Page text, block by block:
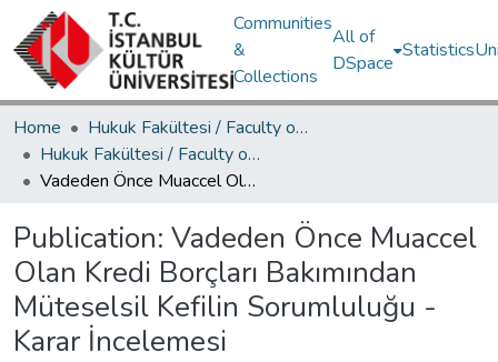
Communities
&
Collections
All of
DSpace
Statistics
Home
Hukuk Fakültesi / Faculty of Law
Hukuk Fakültesi / Faculty of Law
Vadeden Önce Muaccel Olan Kredi Borçları Bakımından Müteselsil Kefilin Sorumluluğu - Karar İncelemesi
Publication: Vadeden Önce Muaccel
Olan Kredi Borçları Bakımından
Müteselsil Kefilin Sorumluluğu -
Karar İncelemesi